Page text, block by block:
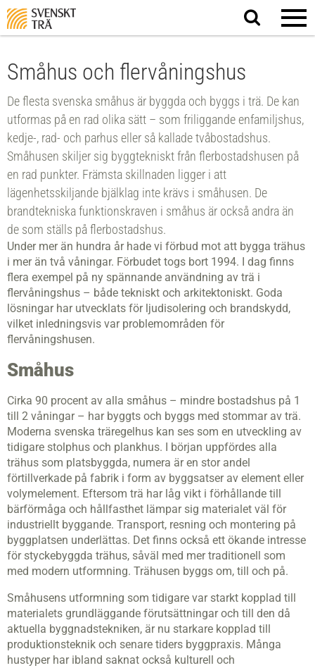
Sök
på
Småhus och flervåningshus
De flesta svenska småhus är byggda och byggs i trä. De kan
utformas på en rad olika sätt – som friliggande enfamiljshus,
kedje-, rad- och parhus eller så kallade tvåbostadshus.
Småhusen skiljer sig byggtekniskt från flerbostadshusen på
en rad punkter. Främsta skillnaden ligger i att
lägenhetsskiljande bjälklag inte krävs i småhusen. De
brandtekniska funktionskraven i småhus är också andra än
de som ställs på flerbostadshus.
Under mer än hundra år hade vi förbud mot att bygga trähus
i mer än två våningar. Förbudet togs bort 1994. I dag finns
flera exempel på ny spännande användning av trä i
flervåningshus – både tekniskt och arkitektoniskt. Goda
lösningar har utvecklats för ljudisolering och brandskydd,
vilket inledningsvis var problemområden för
flervåningshusen.
Småhus
Cirka 90 procent av alla småhus – mindre bostadshus på 1
till 2 våningar – har byggts och byggs med stommar av trä.
Moderna svenska träregelhus kan ses som en utveckling av
tidigare stolphus och plankhus. I början uppfördes alla
trähus som platsbyggda, numera är en stor andel
förtillverkade på fabrik i form av byggsatser av element eller
volymelement. Eftersom trä har låg vikt i förhållande till
bärförmåga och hållfasthet lämpar sig materialet väl för
industriellt byggande. Transport, resning och montering på
byggplatsen underlättas. Det finns också ett ökande intresse
för styckebyggda trähus, såväl med mer traditionell som
med modern utformning. Trähusen byggs om, till och på.
Småhusens utformning som tidigare var starkt kopplad till
materialets grundläggande förutsättningar och till den då
aktuella byggnadstekniken, är nu starkare kopplad till
produktionsteknik och senare tiders byggpraxis. Många
hustyper har ibland saknat också kulturell och